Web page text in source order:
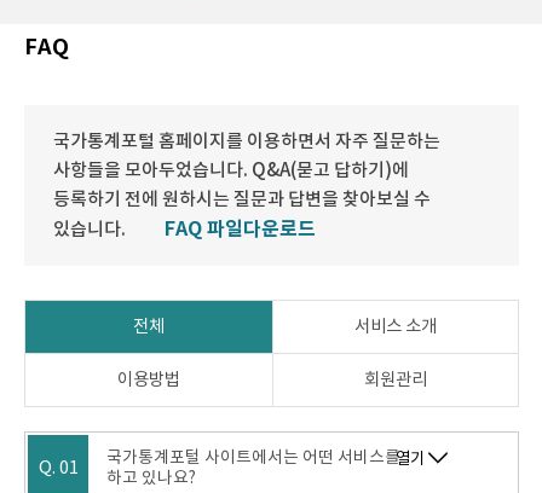
FAQ
국가통계포털 홈페이지를 이용하면서 자주 질문하는
사항들을 모아두었습니다. Q&A(묻고 답하기)에
등록하기 전에 원하시는 질문과 답변을 찾아보실 수
있습니다.
FAQ 파일다운로드
전체 서비스 소개
이용방법 회원관리
Q. 01
국가통계포털 사이트에서는 어떤 서비스를
하고 있나요?
열기